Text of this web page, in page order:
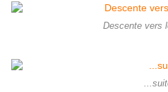
Descente vers